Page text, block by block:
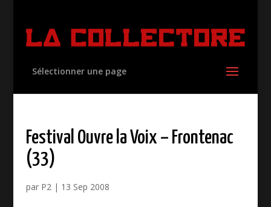
Sélectionner une page
Festival Ouvre la Voix – Frontenac
(33)
par P2| 13 Sep 2008